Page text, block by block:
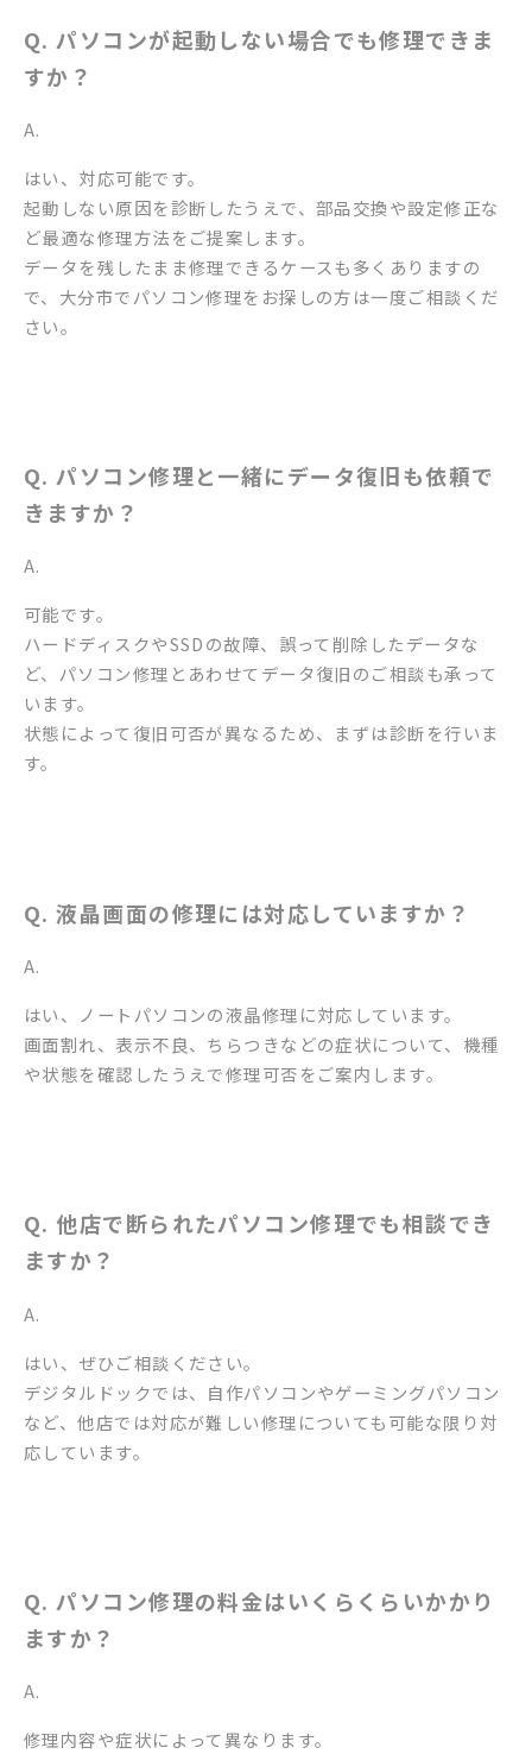
Q. パソコンが起動しない場合でも修理できま
すか？
A.
はい、対応可能です。
起動しない原因を診断したうえで、部品交換や設定修正な
ど最適な修理方法をご提案します。
データを残したまま修理できるケースも多くありますの
で、大分市でパソコン修理をお探しの方は一度ご相談くだ
さい。
Q. パソコン修理と一緒にデータ復旧も依頼で
きますか？
A.
可能です。
ハードディスクやSSDの故障、誤って削除したデータな
ど、パソコン修理とあわせてデータ復旧のご相談も承って
います。
状態によって復旧可否が異なるため、まずは診断を行いま
す。
Q. 液晶画面の修理には対応していますか？
A.
はい、ノートパソコンの液晶修理に対応しています。
画面割れ、表示不良、ちらつきなどの症状について、機種
や状態を確認したうえで修理可否をご案内します。
Q. 他店で断られたパソコン修理でも相談でき
ますか？
A.
はい、ぜひご相談ください。
デジタルドックでは、自作パソコンやゲーミングパソコン
など、他店では対応が難しい修理についても可能な限り対
応しています。
Q. パソコン修理の料金はいくらくらいかかり
ますか？
A.
修理内容や症状によって異なります。